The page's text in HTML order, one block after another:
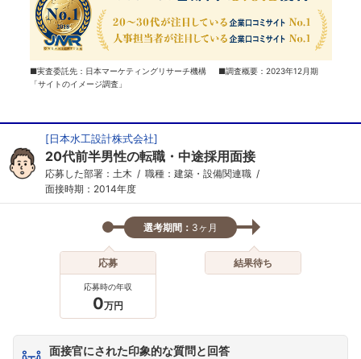
■実査委託先：日本マーケティングリサーチ機構 ■調査概要：2023年12月期
「サイトのイメージ調査」
[日本水工設計株式会社]
20代前半男性の転職・中途採用面接
応募した部署：土木
職種：建築・設備関連職
面接時期：2014年度
選考期間： 3ヶ月
応募
応募時の年収
0万円
結果待ち
面接官にされた印象的な質問と回答